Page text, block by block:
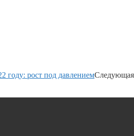
году: рост под давлениемСледующая